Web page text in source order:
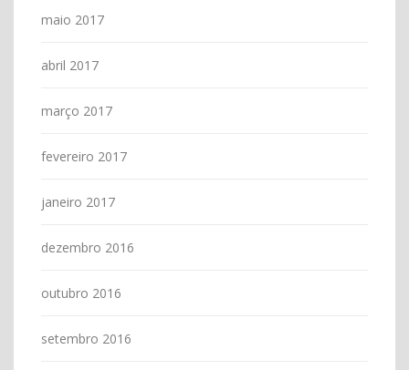
maio 2017
abril 2017
março 2017
fevereiro 2017
janeiro 2017
dezembro 2016
outubro 2016
setembro 2016